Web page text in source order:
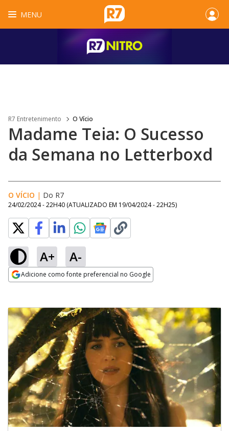
MENU
R7 Entretenimento O Vício
Madame Teia: O Sucesso
da Semana no Letterboxd
O VÍCIO | Do R7
24/02/2024 - 22H40 (ATUALIZADO EM 19/04/2024 - 22H25)
A+ A-
Adicione como fonte preferencial no Google